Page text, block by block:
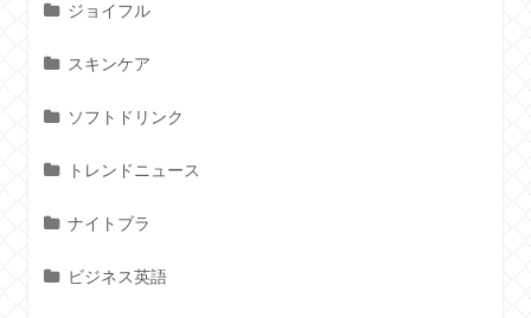
ジョイフル
スキンケア
ソフトドリンク
トレンドニュース
ナイトブラ
ビジネス英語